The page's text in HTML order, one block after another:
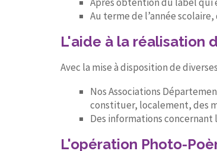
Au terme de l’année
L'aide à la réalisation
Avec la mise à disposition de
Nos Associations
constituer, localement, des
Des informations
L'opération Photo-